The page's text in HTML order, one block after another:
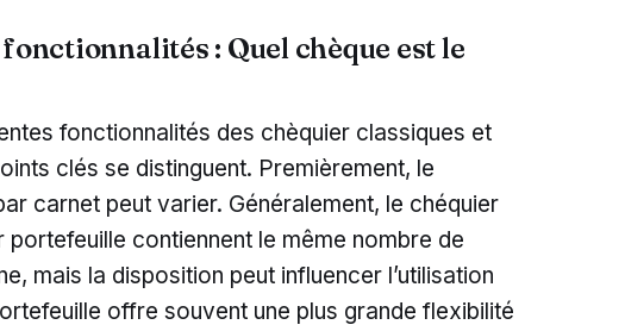
: Quel chèque est le
fonctionnalités des chèquier classiques et
clés se distinguent. Premièrement, le
carnet peut varier. Généralement, le chéquier
portefeuille contiennent le même nombre de
mais la disposition peut influencer l’utilisation
offre souvent une plus grande flexibilité